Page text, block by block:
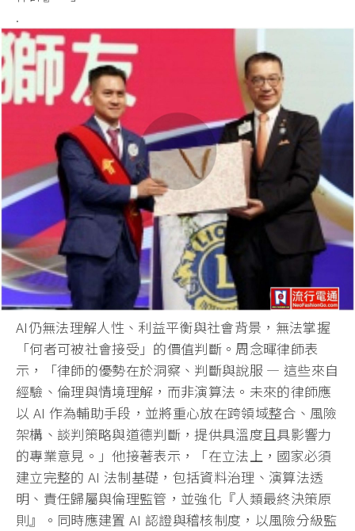
.
AI仍無法理解人性、利益平衡與社會背景，無法掌握
「何者可被社會接受」的價值判斷。周念暉律師表
示，「律師的優勢在於洞察、判斷與說服 — 這些來自
經驗、倫理與情境理解，而非演算法。未來的律師應
以 AI 作為輔助手段，並將重心放在跨領域整合、風險
架構、 談判策略與道德判斷，提供具溫度且具影響力
的專業意見。」他接著表示，「在立法上，國家必須
建立完整的 AI 法制基礎，包括資料治理、演算法透
明、責任歸屬與倫理監管， 並強化『人類最終決策原
則』。同時應建置 AI 認證與稽核制度，以風險分級監